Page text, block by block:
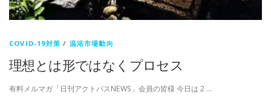
COVID-19対策 / 温浴市場動向
理想とは形ではなくプロセス
有料メルマガ「日刊アクトパスNEWS」会員の皆様 今日は 2 …